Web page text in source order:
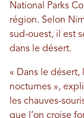
National Parks
région. Selon
sud-ouest, il est
dans le désert.
« Dans le désert,
nocturnes »,
les chauves-
que l’on croise